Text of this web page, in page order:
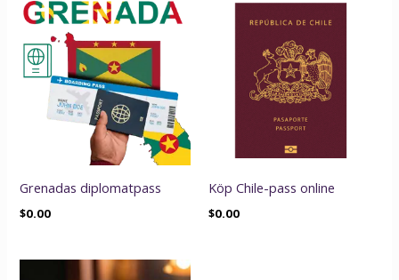
Grenadas diplomatpass
$0.00
Köp Chile-pass online
$0.00